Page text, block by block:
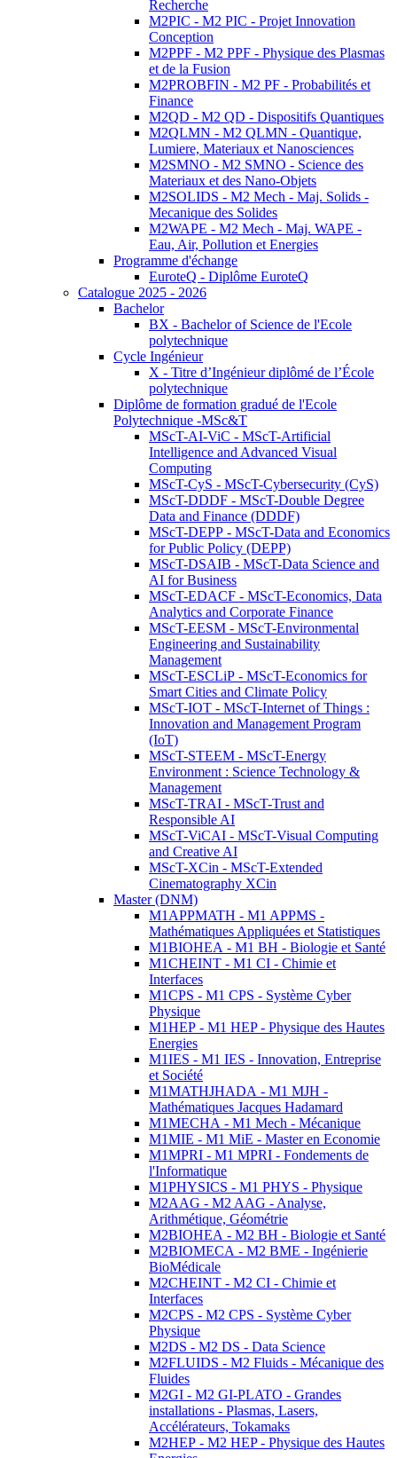
Recherche
M2PIC - M2 PIC - Projet Innovation
Conception
M2PPF - M2 PPF - Physique des Plasmas
et de la Fusion
M2PROBFIN - M2 PF - Probabilités et
Finance
M2QD - M2 QD - Dispositifs Quantiques
M2QLMN - M2 QLMN - Quantique,
Lumiere, Materiaux et Nanosciences
M2SMNO - M2 SMNO - Science des
Materiaux et des Nano-Objets
M2SOLIDS - M2 Mech - Maj. Solids -
Mecanique des Solides
M2WAPE - M2 Mech - Maj. WAPE -
Eau, Air, Pollution et Energies
Programme d'échange
EuroteQ - Diplôme EuroteQ
Catalogue 2025 - 2026
Bachelor
BX - Bachelor of Science de l'Ecole
polytechnique
Cycle Ingénieur
X - Titre d’Ingénieur diplômé de l’École
polytechnique
Diplôme de formation gradué de l'Ecole
Polytechnique -MSc&T
MScT-AI-ViC - MScT-Artificial
Intelligence and Advanced Visual
Computing
MScT-CyS - MScT-Cybersecurity (CyS)
MScT-DDDF - MScT-Double Degree
Data and Finance (DDDF)
MScT-DEPP - MScT-Data and Economics
for Public Policy (DEPP)
MScT-DSAIB - MScT-Data Science and
AI for Business
MScT-EDACF - MScT-Economics, Data
Analytics and Corporate Finance
MScT-EESM - MScT-Environmental
Engineering and Sustainability
Management
MScT-ESCLiP - MScT-Economics for
Smart Cities and Climate Policy
MScT-IOT - MScT-Internet of Things :
Innovation and Management Program
(IoT)
MScT-STEEM - MScT-Energy
Environment : Science Technology &
Management
MScT-TRAI - MScT-Trust and
Responsible AI
MScT-ViCAI - MScT-Visual Computing
and Creative AI
MScT-XCin - MScT-Extended
Cinematography XCin
Master (DNM)
M1APPMATH - M1 APPMS -
Mathématiques Appliquées et Statistiques
M1BIOHEA - M1 BH - Biologie et Santé
M1CHEINT - M1 CI - Chimie et
Interfaces
M1CPS - M1 CPS - Système Cyber
Physique
M1HEP - M1 HEP - Physique des Hautes
Energies
M1IES - M1 IES - Innovation, Entreprise
et Société
M1MATHJHADA - M1 MJH -
Mathématiques Jacques Hadamard
M1MECHA - M1 Mech - Mécanique
M1MIE - M1 MiE - Master en Economie
M1MPRI - M1 MPRI - Fondements de
l'Informatique
M1PHYSICS - M1 PHYS - Physique
M2AAG - M2 AAG - Analyse,
Arithmétique, Géométrie
M2BIOHEA - M2 BH - Biologie et Santé
M2BIOMECA - M2 BME - Ingénierie
BioMédicale
M2CHEINT - M2 CI - Chimie et
Interfaces
M2CPS - M2 CPS - Système Cyber
Physique
M2DS - M2 DS - Data Science
M2FLUIDS - M2 Fluids - Mécanique des
Fluides
M2GI - M2 GI-PLATO - Grandes
installations - Plasmas, Lasers,
Accélérateurs, Tokamaks
M2HEP - M2 HEP - Physique des Hautes